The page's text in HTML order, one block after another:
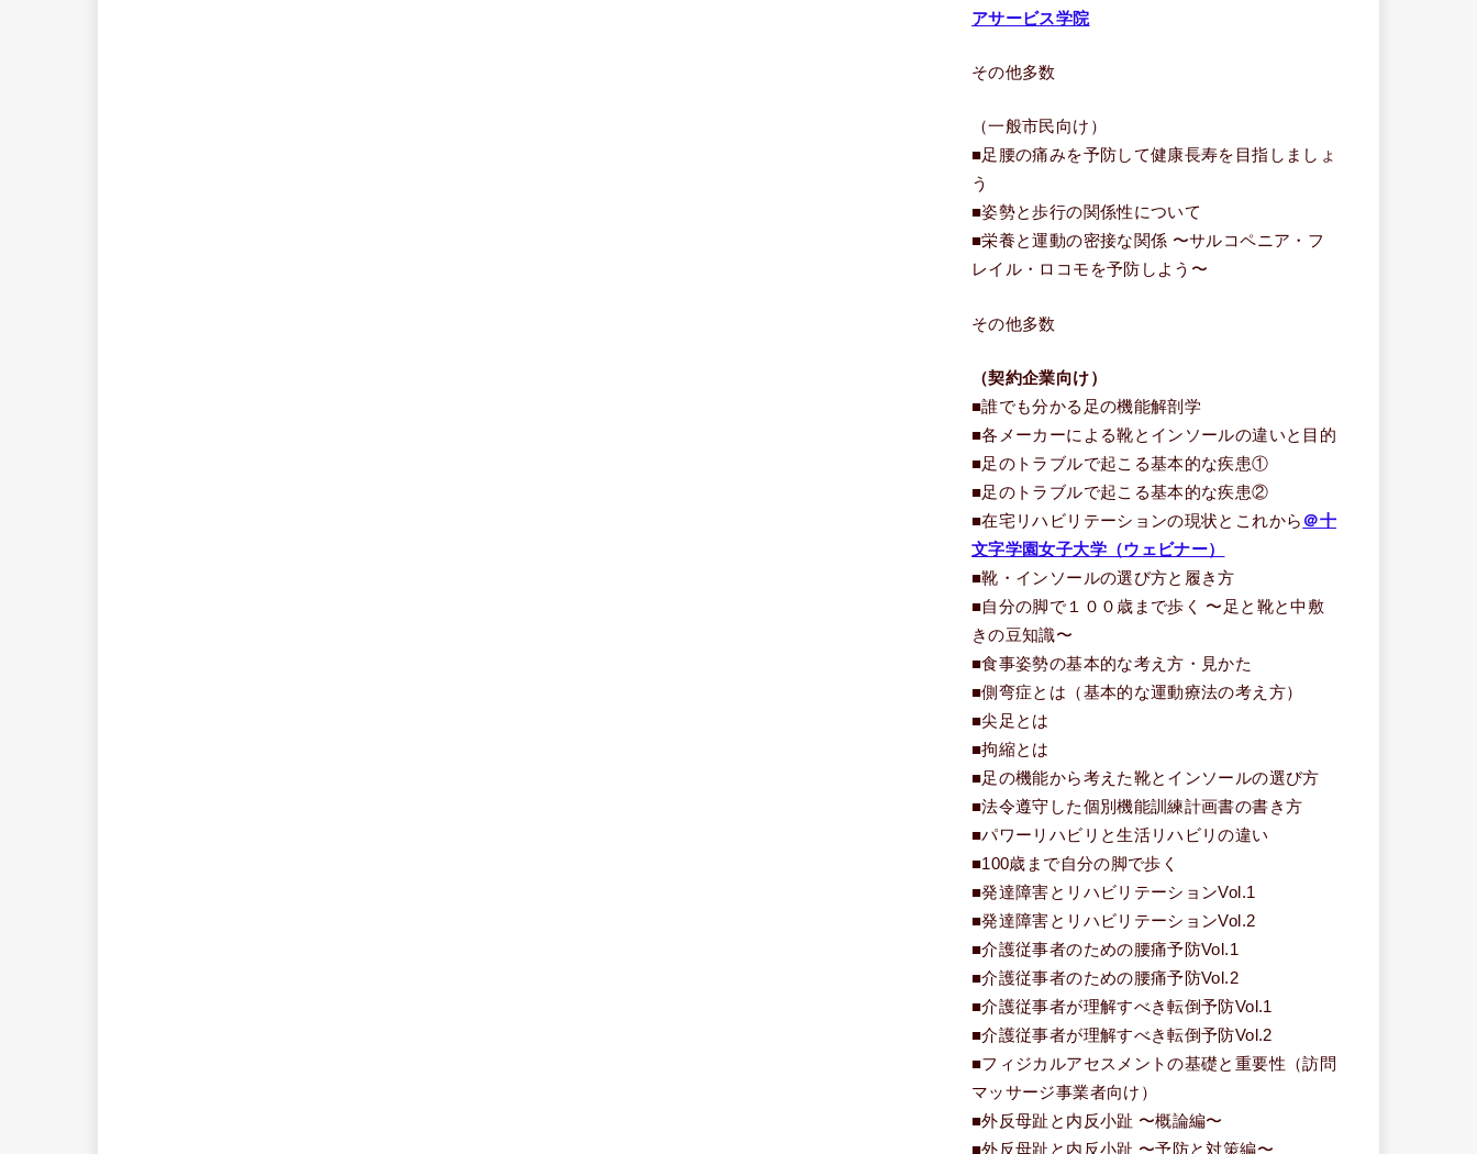
アサービス学院
その他多数
（一般市民向け）
■足腰の痛みを予防して健康長寿を目指しましょ
う
■姿勢と歩行の関係性について
■栄養と運動の密接な関係 〜サルコペニア・フ
レイル・ロコモを予防しよう〜
その他多数
（契約企業向け）
■誰でも分かる足の機能解剖学
■各メーカーによる靴とインソールの違いと目的
■足のトラブルで起こる基本的な疾患①
■足のトラブルで起こる基本的な疾患②
■在宅リハビリテーションの現状とこれから ＠十
文字学園女子大学（ウェビナー）
■靴・インソールの選び方と履き方
■自分の脚で１００歳まで歩く 〜足と靴と中敷
きの豆知識〜
■食事姿勢の基本的な考え方・見かた
■側弯症とは（基本的な運動療法の考え方）
■尖足とは
■拘縮とは
■足の機能から考えた靴とインソールの選び方
■法令遵守した個別機能訓練計画書の書き方
■パワーリハビリと生活リハビリの違い
■100歳まで自分の脚で歩く
■発達障害とリハビリテーションVol.1
■発達障害とリハビリテーションVol.2
■介護従事者のための腰痛予防Vol.1
■介護従事者のための腰痛予防Vol.2
■介護従事者が理解すべき転倒予防Vol.1
■介護従事者が理解すべき転倒予防Vol.2
■フィジカルアセスメントの基礎と重要性（訪問
マッサージ事業者向け）
■外反母趾と内反小趾 〜概論編〜
■外反母趾と内反小趾 〜予防と対策編〜